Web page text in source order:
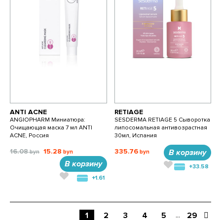
ANTI ACNE
ANGIOPHARM Миниатюра:
Очищающая маска 7 мл ANTI
ACNE, Россия
16.08 15.28
В корзину
+1.61
RETIAGE
SESDERMA RETIAGE 5 Сыворотка
липосомальная антивозрастная
30мл, Испания
335.76 В корзину
+33.58
1 2 3 4 5 ... 29